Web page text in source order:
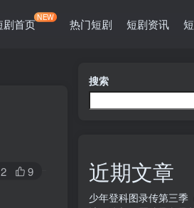
剧首页NEW 热门短剧 短剧资讯
9
搜索
近期文章
少年登科图录传第三季